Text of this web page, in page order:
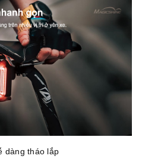
dàng tháo lắp